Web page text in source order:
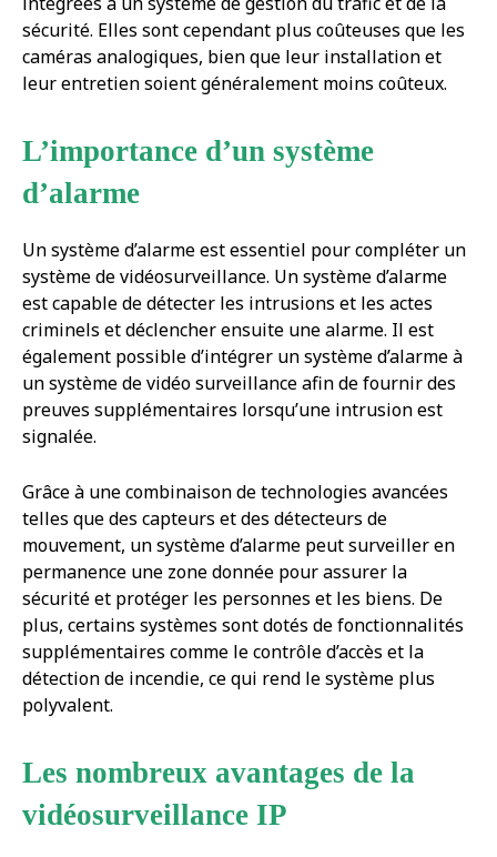
sécurité. Elles sont cependant plus coûteuses que les
caméras analogiques, bien que leur installation et
leur entretien soient généralement moins coûteux.
L’importance d’un système
d’alarme
Un système d’alarme est essentiel pour compléter un
système de vidéosurveillance. Un système d’alarme
est capable de détecter les intrusions et les actes
criminels et déclencher ensuite une alarme. Il est
également possible d’intégrer un système d’alarme à
un système de vidéo surveillance afin de fournir des
preuves supplémentaires lorsqu’une intrusion est
signalée.
Grâce à une combinaison de technologies avancées
telles que des capteurs et des détecteurs de
mouvement, un système d’alarme peut surveiller en
permanence une zone donnée pour assurer la
sécurité et protéger les personnes et les biens. De
plus, certains systèmes sont dotés de fonctionnalités
supplémentaires comme le contrôle d’accès et la
détection de incendie, ce qui rend le système plus
polyvalent.
Les nombreux avantages de la
vidéosurveillance IP